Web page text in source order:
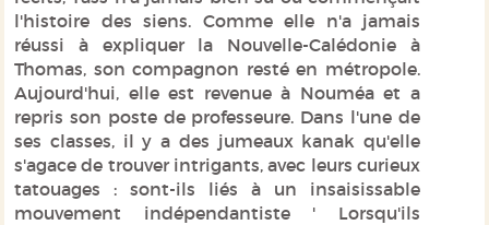
l'histoire des siens. Comme elle n'a jamais
réussi à expliquer la Nouvelle-Calédonie à
Thomas, son compagnon resté en métropole.
Aujourd'hui, elle est revenue à Nouméa et a
repris son poste de professeure. Dans l'une de
ses classes, il y a des jumeaux kanak qu'elle
s'agace de trouver intrigants, avec leurs curieux
tatouages : sont-ils liés à un insaisissable
mouvement indépendantiste ' Lorsqu'ils